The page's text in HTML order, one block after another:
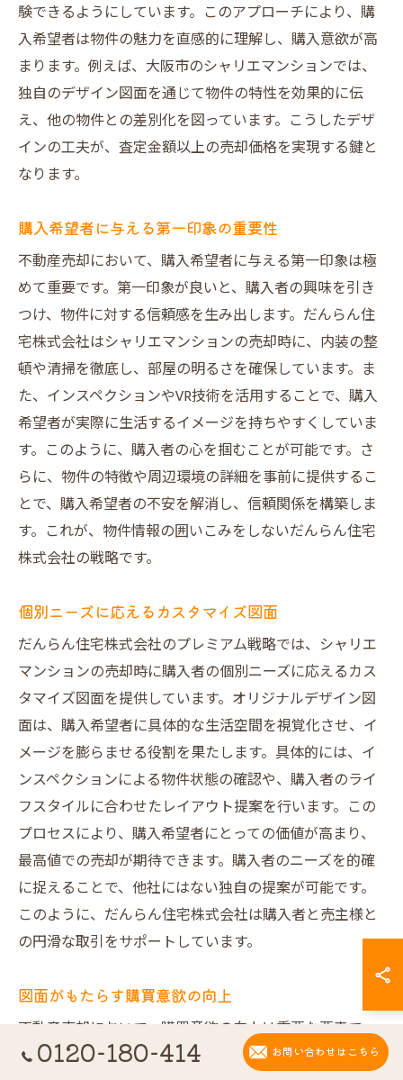
験できるようにしています。このアプローチにより、購
入希望者は物件の魅力を直感的に理解し、購入意欲が高
まります。例えば、大阪市のシャリエマンションでは、
独自のデザイン図面を通じて物件の特性を効果的に伝
え、他の物件との差別化を図っています。こうしたデザ
インの工夫が、査定金額以上の売却価格を実現する鍵と
なります。
購入希望者に与える第一印象の重要性
不動産売却において、購入希望者に与える第一印象は極
めて重要です。第一印象が良いと、購入者の興味を引き
つけ、物件に対する信頼感を生み出します。だんらん住
宅株式会社はシャリエマンションの売却時に、内装の整
頓や清掃を徹底し、部屋の明るさを確保しています。ま
た、インスペクションやVR技術を活用することで、購入
希望者が実際に生活するイメージを持ちやすくしていま
す。このように、購入者の心を掴むことが可能です。さ
らに、物件の特徴や周辺環境の詳細を事前に提供するこ
とで、購入希望者の不安を解消し、信頼関係を構築しま
す。これが、物件情報の囲いこみをしないだんらん住宅
株式会社の戦略です。
個別ニーズに応えるカスタマイズ図面
だんらん住宅株式会社のプレミアム戦略では、シャリエ
マンションの売却時に購入者の個別ニーズに応えるカス
タマイズ図面を提供しています。オリジナルデザイン図
面は、購入希望者に具体的な生活空間を視覚化させ、イ
メージを膨らませる役割を果たします。具体的には、イ
ンスペクションによる物件状態の確認や、購入者のライ
フスタイルに合わせたレイアウト提案を行います。この
プロセスにより、購入希望者にとっての価値が高まり、
最高値での売却が期待できます。購入者のニーズを的確
に捉えることで、他社にはない独自の提案が可能です。
このように、だんらん住宅株式会社は購入者と売主様と
の円滑な取引をサポートしています。
図面がもたらす購買意欲の向上
不動産売却において、購買意欲の向上は重要な要素で
す。だんらん住宅株式会社は、シャリエマンションを最
0120-180-414 お問い合わせはこちら